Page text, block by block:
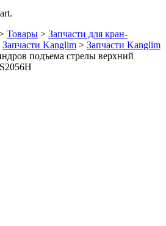
Товары > Запчасти для кран-
Запчасти Kanglim > Запчасти Kanglim
подъема стрелы верхний